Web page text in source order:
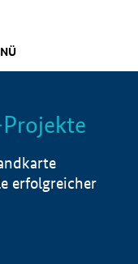
Info
erfolgreicher